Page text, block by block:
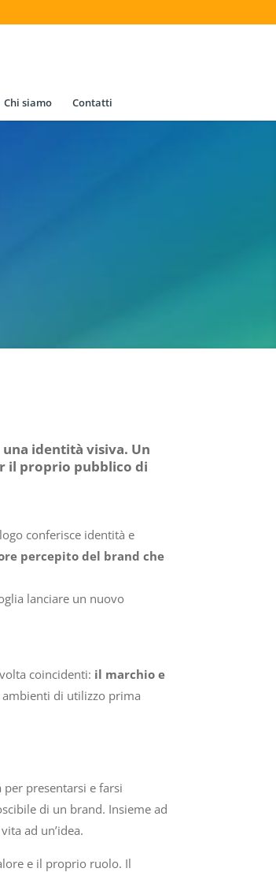
Chi siamo Contatti
identità visiva. Un
il proprio pubblico di
conferisce identità e
percepito del brand che
lanciare un nuovo
coincidenti: il marchio e
di utilizzo prima
presentarsi e farsi
di un brand. Insieme ad
ad un’idea.
e il proprio ruolo. Il